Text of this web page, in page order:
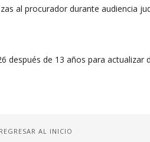
al procurador durante audiencia
después de 13 años para actualizar
REGRESAR AL INICIO